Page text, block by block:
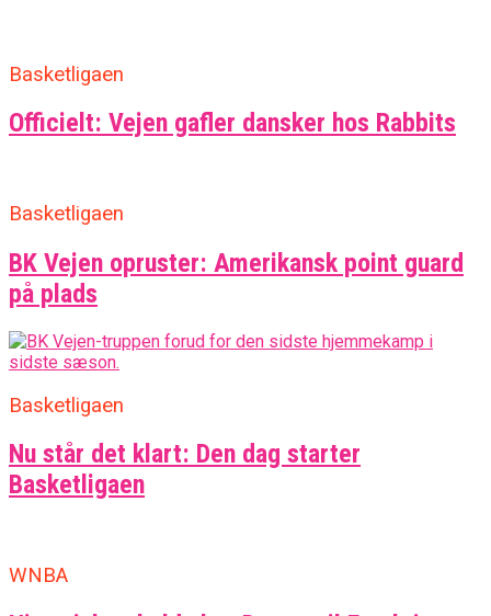
Basketligaen
Officielt: Vejen gafler dansker hos Rabbits
Basketligaen
BK Vejen opruster: Amerikansk point guard
på plads
Basketligaen
Nu står det klart: Den dag starter
Basketligaen
WNBA